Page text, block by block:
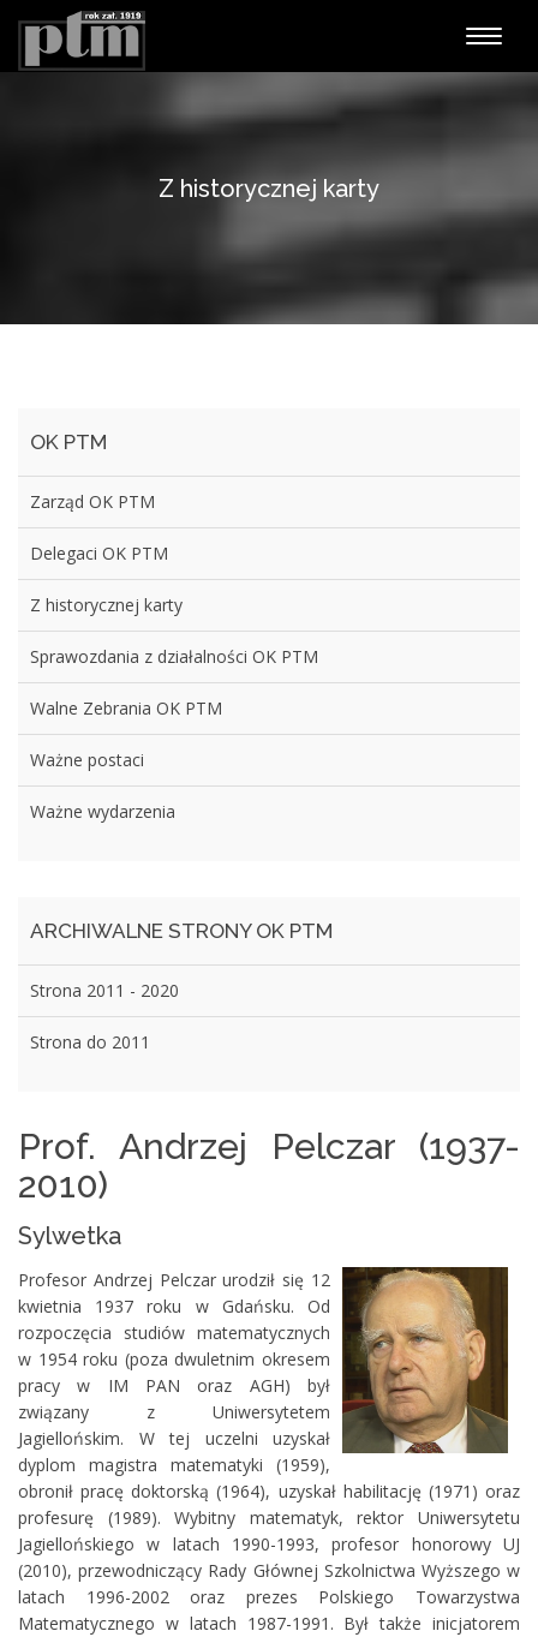
Z historycznej karty
OK PTM
Zarząd OK PTM
Delegaci OK PTM
Z historycznej karty
Sprawozdania z działalności OK PTM
Walne Zebrania OK PTM
Ważne postaci
Ważne wydarzenia
ARCHIWALNE STRONY OK PTM
Strona 2011 - 2020
Strona do 2011
Prof. Andrzej Pelczar (1937-
2010)
Sylwetka
Profesor Andrzej Pelczar urodził się 12
kwietnia 1937 roku w Gdańsku. Od
rozpoczęcia studiów matematycznych
w 1954 roku (poza dwuletnim okresem
pracy w IM PAN oraz AGH) był
związany z Uniwersytetem
Jagiellońskim. W tej uczelni uzyskał
dyplom magistra matematyki (1959),
obronił pracę doktorską (1964), uzyskał habilitację (1971) oraz
profesurę (1989). Wybitny matematyk, rektor Uniwersytetu
Jagiellońskiego w latach 1990-1993, profesor honorowy UJ
(2010), przewodniczący Rady Głównej Szkolnictwa Wyższego w
latach 1996-2002 oraz prezes Polskiego Towarzystwa
Matematycznego w latach 1987-1991. Był także inicjatorem